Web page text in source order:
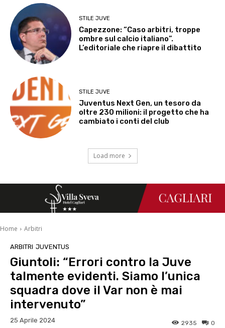
STILE JUVE
Capezzone: “Caso arbitri, troppe
ombre sul calcio italiano”.
L’editoriale che riapre il dibattito
STILE JUVE
Juventus Next Gen, un tesoro da
oltre 230 milioni: il progetto che ha
cambiato i conti del club
Load more